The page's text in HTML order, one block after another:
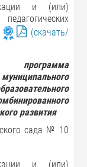
и (или)
(скачать/
программа
развития
сада № 10
и (или)